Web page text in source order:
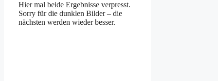
Hier mal beide Ergebnisse verpresst.
Sorry für die dunklen Bilder – die
nächsten werden wieder besser.